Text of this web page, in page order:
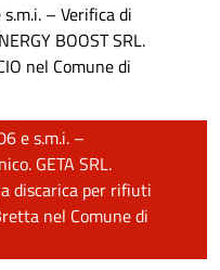
– Verifica di
BOOST SRL.
nel Comune di
e s.m.i. –
GETA SRL.
discarica per rifiuti
nel Comune di